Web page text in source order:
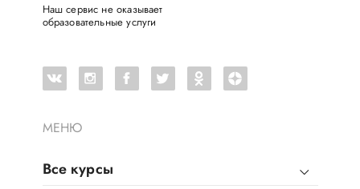
МЕНЮ
Все курсы
Наш сервис не оказывает
образовательные услуги